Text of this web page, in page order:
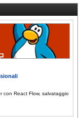
con React Flow, salvataggio